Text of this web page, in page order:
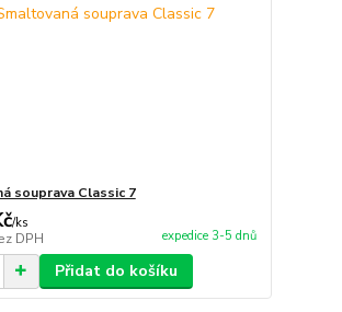
souprava Classic 7
/ks
DPH expedice 3-5 dnů
Přidat do košíku